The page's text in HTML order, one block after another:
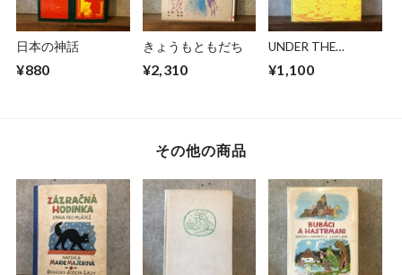
日本の神話
¥880
きょうもともだち
¥2,310
UNDER THE
¥1,100
その他の商品